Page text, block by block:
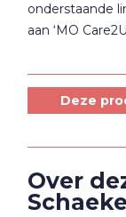
onderstaande
aan ‘MO
Deze
Over